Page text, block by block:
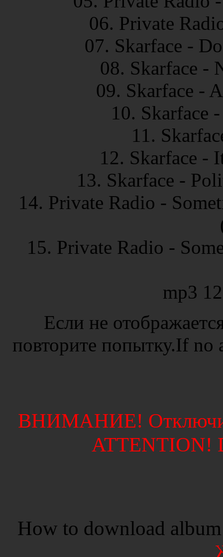
06. Private
07. Skarface -
08. Skarface -
09. Skarface -
10. Skarface
11.
12. Skarface -
13. Skarface -
14. Private Radio -
15. Private Radio -
mp3
Если не
повторите попытку.If
ВНИМАНИЕ!
ATTENTION!
How to download